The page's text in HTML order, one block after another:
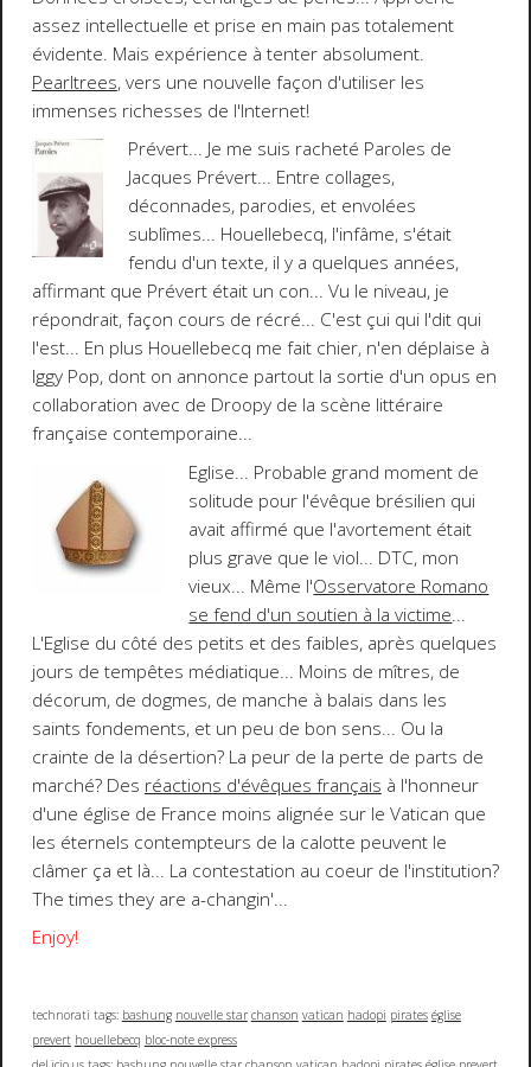
assez intellectuelle et prise en main pas totalement
évidente. Mais expérience à tenter absolument.
Pearltrees,vers une nouvelle façon d'utiliser les
immenses richesses de l'Internet!
Prévert... Je me suis racheté Paroles de
Jacques Prévert... Entre collages,
déconnades, parodies, et envolées
sublîmes... Houellebecq, l'infâme, s'était
fendu d'un texte, il y a quelques années,
affirmant que Prévert était un con... Vu le niveau, je
répondrait, façon cours de récré... C'est çui qui l'dit qui
l'est... En plus Houellebecq me fait chier, n'en déplaise à
Iggy Pop, dont on annonce partout la sortie d'un opus en
collaboration avec de Droopy de la scène littéraire
française contemporaine...
Eglise... Probable grand moment de
solitude pour l'évêque brésilien qui
avait affirmé que l'avortement était
plus grave que le viol... DTC, mon
vieux... Même l'Osservatore Romano
se fend d'un soutien à la victime...
L'Eglise du côté des petits et des faibles, après quelques
jours de tempêtes médiatique... Moins de mîtres, de
décorum, de dogmes, de manche à balais dans les
saints fondements, et un peu de bon sens... Ou la
crainte de la désertion? La peur de la perte de parts de
marché? Des réactions d'évêques français à l'honneur
d'une église de France moins alignée sur le Vatican que
les éternels contempteurs de la calotte peuvent le
clâmer ça et là... La contestation au coeur de l'institution?
The times they are a-changin'...
Enjoy!
technorati tags: bashung nouvelle star chanson vatican hadopi pirates église
prevert houellebecq bloc-note express